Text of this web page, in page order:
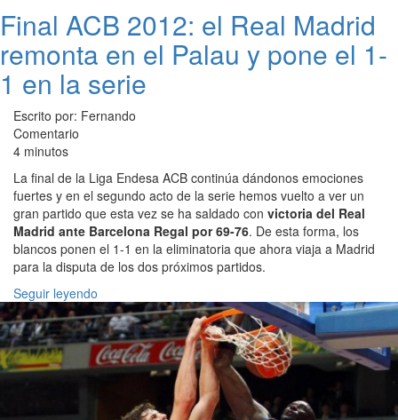
Final ACB 2012: el Real Madrid
remonta en el Palau y pone el 1-
1 en la serie
Escrito por: Fernando
Comentario
4 minutos
La final de la Liga Endesa ACB continúa dándonos emociones
fuertes y en el segundo acto de la serie hemos vuelto a ver un
gran partido que esta vez se ha saldado con victoria del Real
Madrid ante Barcelona Regal por 69-76. De esta forma, los
blancos ponen el 1-1 en la eliminatoria que ahora viaja a Madrid
para la disputa de los dos próximos partidos.
Seguir leyendo